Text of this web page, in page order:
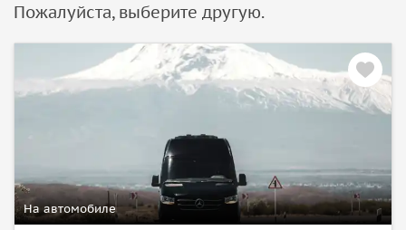
Пожалуйста, выберите другую.
На автомобиле